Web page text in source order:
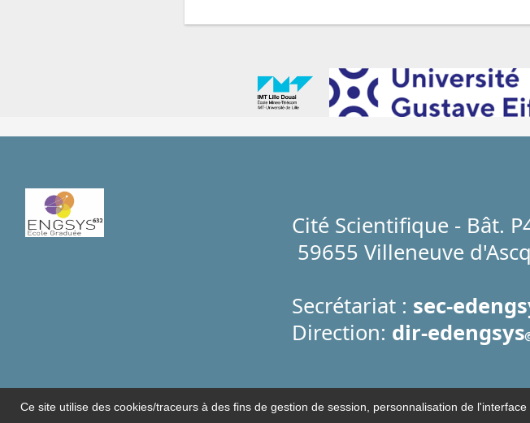
Cité Scientifique - Bât.
59655 Villeneuve
Secrétariat : sec-
Direction: dir-edengsys
Ce site utilise des cookies/traceurs à des fins de gestion de session, personnalisation de